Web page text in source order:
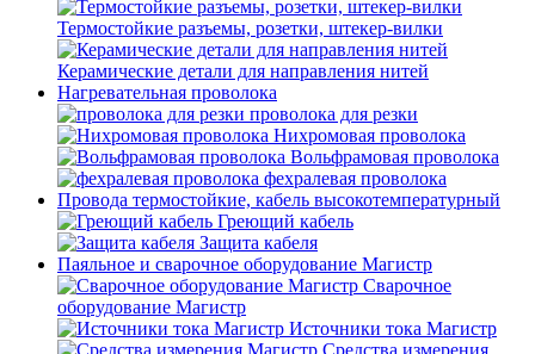
Термостойкие разъемы, розетки, штекер-вилки
Керамические детали для направления нитей
Нагревательная проволока
проволока для резки
Нихромовая проволока
Вольфрамовая проволока
фехралевая проволока
Провода термостойкие, кабель высокотемпературный
Греющий кабель
Защита кабеля
Паяльное и сварочное оборудование Магистр
Сварочное
оборудование Магистр
Источники тока Магистр
Средства измерения